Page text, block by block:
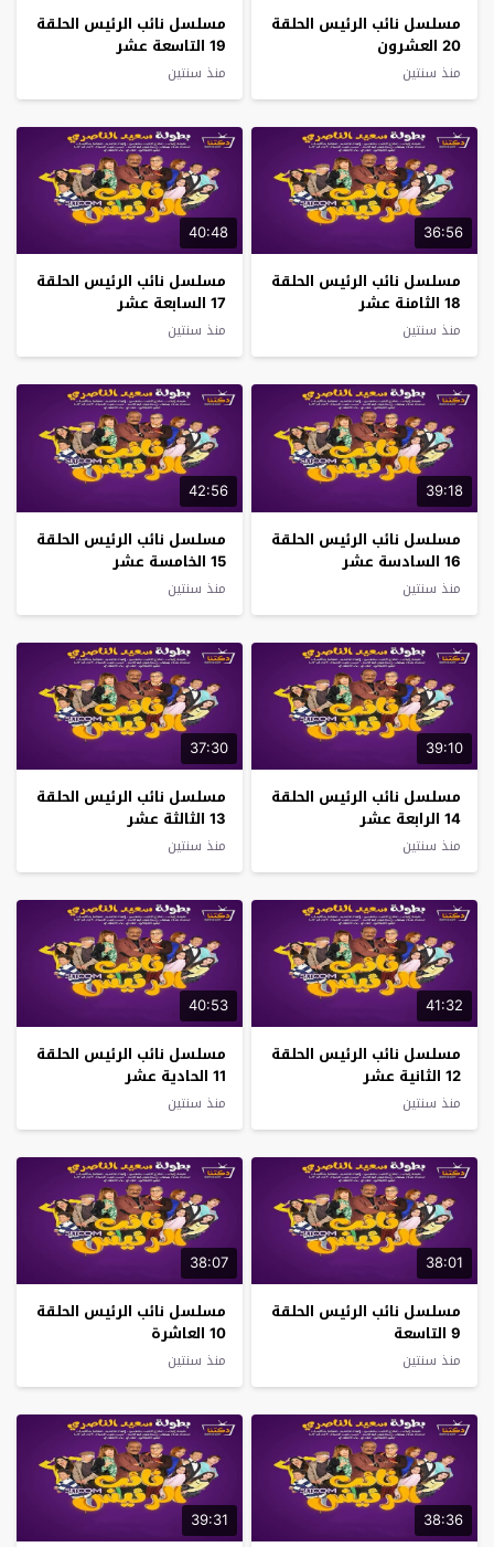
مسلسل نائب الرئيس الحلقة
20 العشرون
منذ سنتين
مسلسل نائب الرئيس الحلقة
19 التاسعة عشر
منذ سنتين
36:56
مسلسل نائب الرئيس الحلقة
18 الثامنة عشر
منذ سنتين
40:48
مسلسل نائب الرئيس الحلقة
17 السابعة عشر
منذ سنتين
39:18
مسلسل نائب الرئيس الحلقة
16 السادسة عشر
منذ سنتين
42:56
مسلسل نائب الرئيس الحلقة
15 الخامسة عشر
منذ سنتين
39:10
مسلسل نائب الرئيس الحلقة
14 الرابعة عشر
منذ سنتين
37:30
مسلسل نائب الرئيس الحلقة
13 الثالثة عشر
منذ سنتين
41:32
مسلسل نائب الرئيس الحلقة
12 الثانية عشر
منذ سنتين
40:53
مسلسل نائب الرئيس الحلقة
11 الحادية عشر
منذ سنتين
38:01
مسلسل نائب الرئيس الحلقة
9 التاسعة
منذ سنتين
38:07
مسلسل نائب الرئيس الحلقة
10 العاشرة
منذ سنتين
38:36
39:31